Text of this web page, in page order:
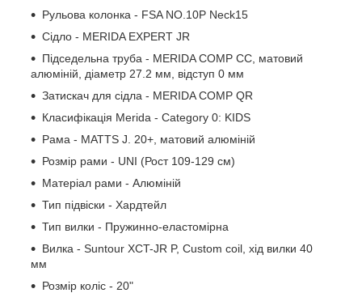
Рульова колонка - FSA NO.10P Neck15
Сідло - MERIDA EXPERT JR
Підседельна труба - MERIDA COMP CC, матовий
алюміній, діаметр 27.2 мм, відступ 0 мм
Затискач для сідла - MERIDA COMP QR
Класифікація Merida - Category 0: KIDS
Рама - MATTS J. 20+, матовий алюміній
Розмір рами - UNI (Рост 109-129 см)
Матеріал рами - Алюміній
Тип підвіски - Хардтейл
Тип вилки - Пружинно-еластомірна
Вилка - Suntour XCT-JR P, Custom coil, хід вилки 40
мм
Розмір коліс - 20"